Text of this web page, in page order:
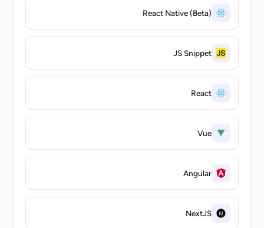
React Native (Beta)
JS Snippet
React
Vue
Angular
NextJS